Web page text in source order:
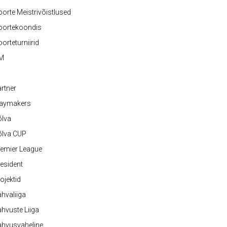
Meistrivõistlused
CUP
League
Liiga